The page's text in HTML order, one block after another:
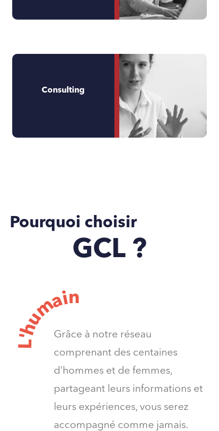
Consulting
Pourquoi choisir
GCL ?
L
'
h
u
main
Grâce à notre réseau
comprenant des centaines
d'hommes et de femmes,
partageant leurs informations et
leurs expériences, vous serez
accompagné comme jamais.